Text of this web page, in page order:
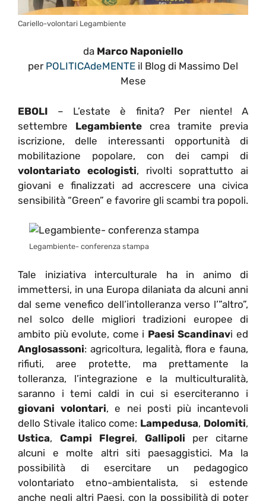
Cariello-volontari Legambiente
da Marco Naponiello
per POLITICAdeMENTE il Blog di Massimo Del
Mese
EBOLI – L’estate è finita? Per niente! A
settembre Legambiente crea tramite previa
iscrizione, delle interessanti opportunità di
mobilitazione popolare, con dei campi di
volontariato ecologisti, rivolti soprattutto ai
giovani e finalizzati ad accrescere una civica
sensibilità “Green” e favorire gli scambi tra popoli.
Legambiente- conferenza stampa
Tale iniziativa interculturale ha in animo di
immettersi, in una Europa dilaniata da alcuni anni
dal seme venefico dell’intolleranza verso l’”altro”,
nel solco delle migliori tradizioni europee di
ambito più evolute, come i Paesi Scandinavi ed
Anglosassoni: agricoltura, legalità, flora e fauna,
rifiuti, aree protette, ma prettamente la
tolleranza, l’integrazione e la multiculturalità,
saranno i temi caldi in cui si eserciteranno i
giovani volontari, e nei posti più incantevoli
dello Stivale italico come: Lampedusa, Dolomiti,
Ustica, Campi Flegrei, Gallipoli per citarne
alcuni e molte altri siti paesaggistici. Ma la
possibilità di esercitare un pedagogico
volontariato etno-ambientalista, si estende
anche negli altri Paesi, con la possibilità di poter